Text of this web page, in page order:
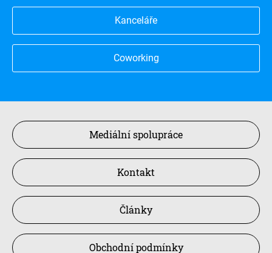
Kanceláře
Coworking
Mediální spolupráce
Kontakt
Články
Obchodní podmínky